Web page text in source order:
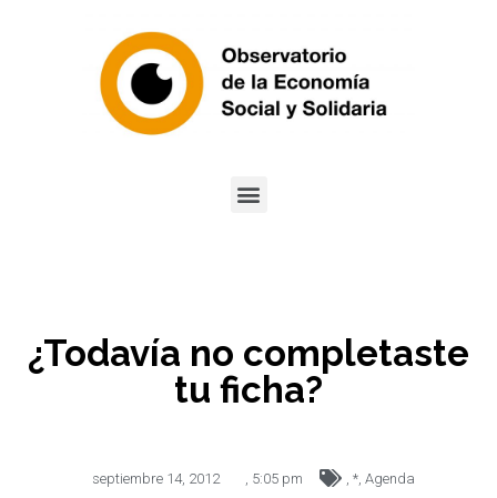
¿Todavía no completaste
tu ficha?
septiembre 14, 2012 5:05 pm *, Agenda